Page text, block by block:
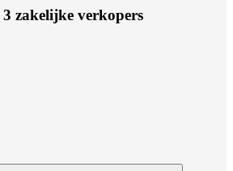
zakelijke verkopers